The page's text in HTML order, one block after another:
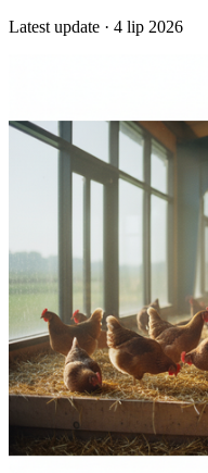
Latest update · 4 lip 2026